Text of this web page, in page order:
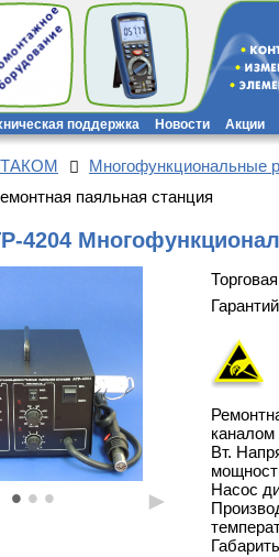
поддержка Новости Акции
Многофункциональные
паяльная станция
4204
• • • ►
Вт.
Насос